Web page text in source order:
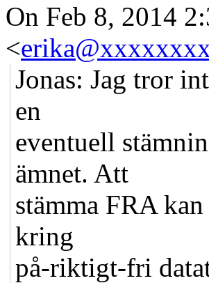
On Feb 8, 2014
<
Jonas: Jag tror
en
eventuell
ämnet. Att
stämma FRA
kring
på-riktigt-fri